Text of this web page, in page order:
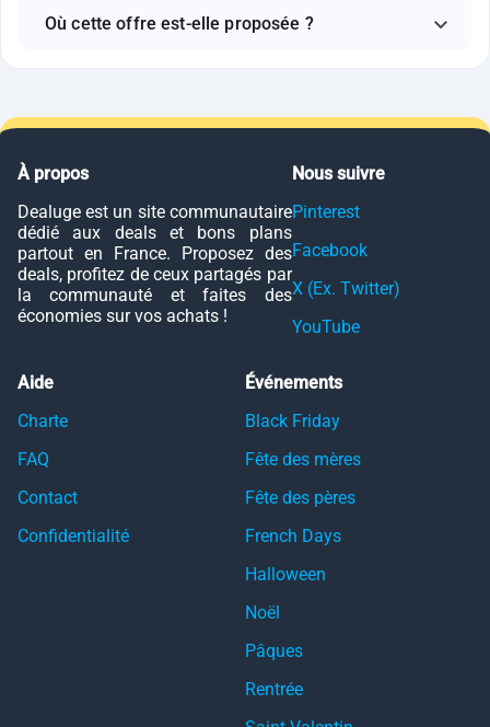
Où cette offre est-elle proposée ?
À propos
Dealuge est un site communautaire
dédié aux deals et bons plans
partout en France. Proposez des
deals, profitez de ceux partagés par
la communauté et faites des
économies sur vos achats !
Nous suivre
Pinterest
Facebook
X (Ex. Twitter)
YouTube
Aide
Charte
FAQ
Contact
Confidentialité
Événements
Black Friday
Fête des mères
Fête des pères
French Days
Halloween
Noël
Pâques
Rentrée